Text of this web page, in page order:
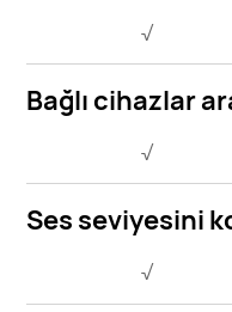
√
Bağlı cihazlar
√
Ses seviyesini
√